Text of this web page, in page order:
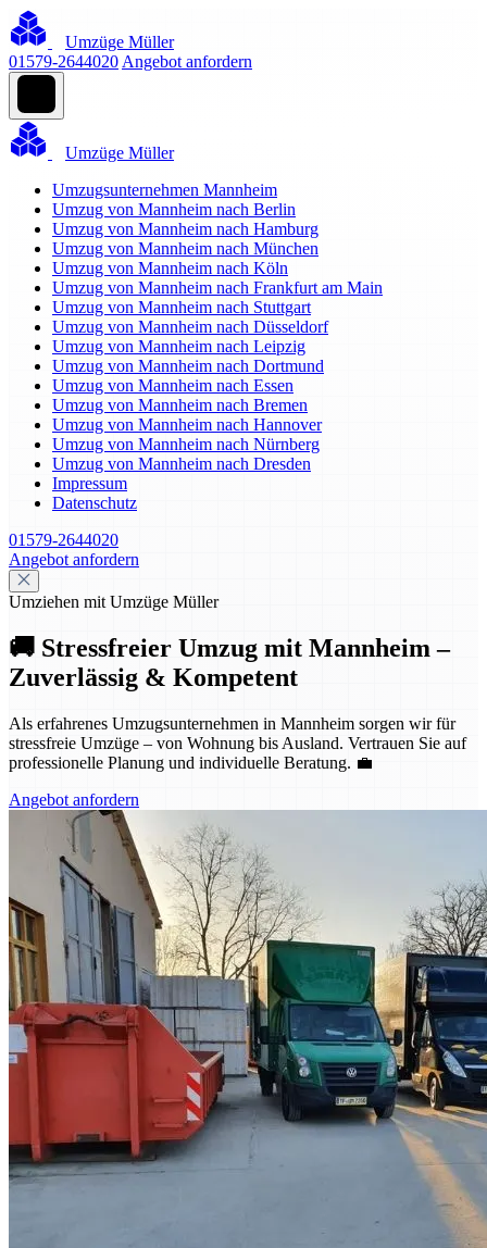
Umzüge Müller
01579-2644020 Angebot anfordern
Umzüge Müller
Umzugsunternehmen Mannheim
Umzug von Mannheim nach Berlin
Umzug von Mannheim nach Hamburg
Umzug von Mannheim nach München
Umzug von Mannheim nach Köln
Umzug von Mannheim nach Frankfurt am Main
Umzug von Mannheim nach Stuttgart
Umzug von Mannheim nach Düsseldorf
Umzug von Mannheim nach Leipzig
Umzug von Mannheim nach Dortmund
Umzug von Mannheim nach Essen
Umzug von Mannheim nach Bremen
Umzug von Mannheim nach Hannover
Umzug von Mannheim nach Nürnberg
Umzug von Mannheim nach Dresden
Impressum
Datenschutz
01579-2644020
Angebot anfordern
Umziehen mit Umzüge Müller
🚚 Stressfreier Umzug mit Mannheim –
Zuverlässig & Kompetent
Als erfahrenes Umzugsunternehmen in Mannheim sorgen wir für
stressfreie Umzüge – von Wohnung bis Ausland. Vertrauen Sie auf
professionelle Planung und individuelle Beratung. 💼
Angebot anfordern